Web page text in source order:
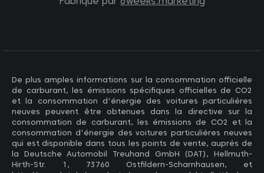
De plus amples informations sur la consommation officielle
de carburant, les émissions spécifiques officielles de CO2
et la consommation d'énergie des voitures particulières
neuves peuvent être obtenues dans la directive sur la
consommation de carburant, les émissions de CO2 et la
consommation d'énergie des voitures particulières neuves
qui est disponible dans tous les points de vente, auprès de
la Deutsche Automobil Treuhand GmbH (DAT), Hellmuth-
Hirth-Str. 1, 73760 Ostfildern-Scharnhausen, et